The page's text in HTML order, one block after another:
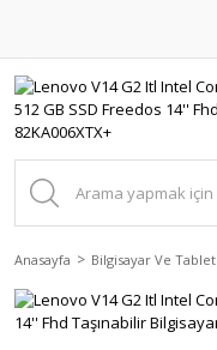
Anasayfa Bilgisayar Ve Tablet